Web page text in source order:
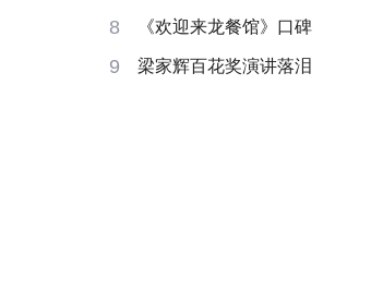
8 《欢迎来龙餐馆》口碑
9 梁家辉百花奖演讲落泪